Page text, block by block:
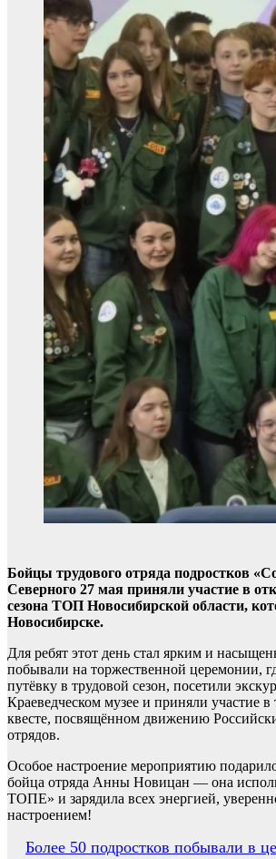
Бойцы трудового отряда подростков
Северного 27 мая приняли участие в
сезона ТОП Новосибирской области,
Новосибирске.
Для ребят этот день стал ярким и
побывали на торжественной церемонии,
путёвку в трудовой сезон, посетили
Краеведческом музее и приняли участие в
квесте, посвящённом движению
отрядов.
Особое настроение мероприятию
бойца отряда Анны Новицан — она
ТОПЕ» и зарядила всех энергией,
настроением!
Навигация
Более 50 подростков побывали в